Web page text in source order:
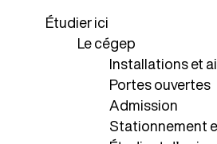
Étudier ici
Le cégep
Installations et
Portes ouvertes
Admission
Stationnement